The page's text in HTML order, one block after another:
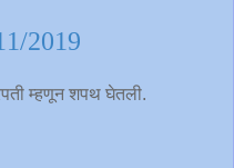
2019
म्हणून शपथ घेतली.